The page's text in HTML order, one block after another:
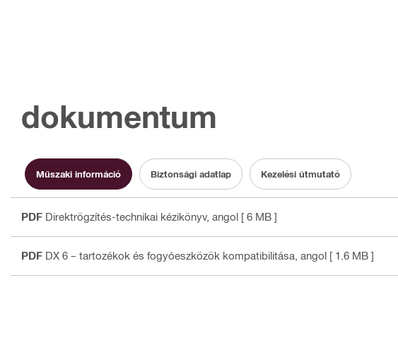
dokumentum
Műszaki információ Biztonsági adatlap Kezelési útmutató
PDF Direktrögzítés-technikai kézikönyv , angol [ 6 MB ]
PDF DX 6 – tartozékok és fogyóeszközök kompatibilitása , angol [ 1.6 MB ]